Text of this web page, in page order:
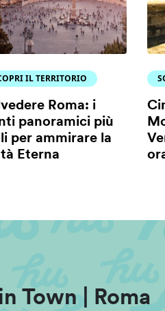
IL TERRITORIO
Roma: i
panoramici più
per ammirare la
Eterna
Town | Roma